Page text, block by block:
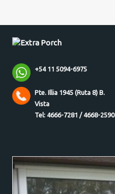
+54 11 5094-6975
Pte. Illia 1945 (Ruta 8) B.
Vista
Tel: 4666-7281 / 4668-2590